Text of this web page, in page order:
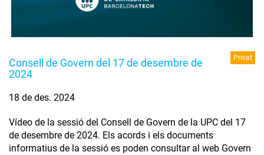
Consell de Govern del 17 de desembre de
2024
Privat
18 de des. 2024
Vídeo de la sessió del Consell de Govern de la UPC del 17
de desembre de 2024. Els acords i els documents
informatius de la sessió es poden consultar al web Govern